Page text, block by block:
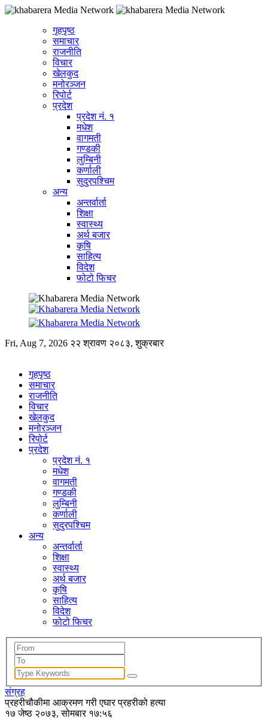
गृहपृष्ठ
समाचार
राजनीति
विचार
खेलकुद
मनोरञ्जन
रिपोर्ट
प्रदेश
प्रदेश नं. १
मधेश
वागमती
गण्डकी
लुम्बिनी
कर्णाली
सुदुरपश्चिम
अन्य
अन्तर्वार्ता
शिक्षा
स्वास्थ्य
अर्थ बजार
कृषि
साहित्य
विदेश
फोटो फिचर
Fri, Aug 7, 2026 २२ श्रावण २०८३, शुक्रबार
गृहपृष्ठ
समाचार
राजनीति
विचार
खेलकुद
मनोरञ्जन
रिपोर्ट
प्रदेश
प्रदेश नं. १
मधेश
वागमती
गण्डकी
लुम्बिनी
कर्णाली
सुदुरपश्चिम
अन्य
अन्तर्वार्ता
शिक्षा
स्वास्थ्य
अर्थ बजार
कृषि
साहित्य
विदेश
फोटो फिचर
संग्रह
प्रहरीचौकीमा आक्रमण गरी एघार प्रहरीको हत्या
१७ जेष्ठ २०७३, सोमबार १७:५६